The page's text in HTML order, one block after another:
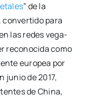
” de la
, con­ver­ti­do para
las redes vega­
reco­no­ci­da como
euro­pea por
junio de 2017,
de Chi­na,